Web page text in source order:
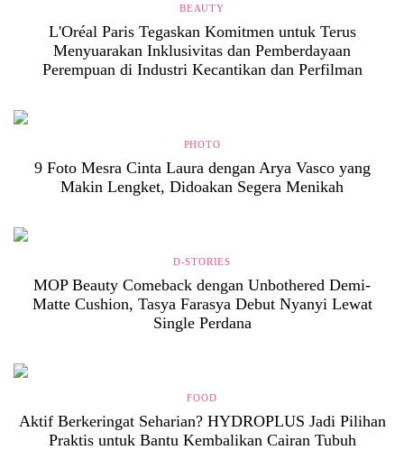
BEAUTY
L'Oréal Paris Tegaskan Komitmen untuk Terus
Menyuarakan Inklusivitas dan Pemberdayaan
Perempuan di Industri Kecantikan dan Perfilman
PHOTO
9 Foto Mesra Cinta Laura dengan Arya Vasco yang
Makin Lengket, Didoakan Segera Menikah
D-STORIES
MOP Beauty Comeback dengan Unbothered Demi-
Matte Cushion, Tasya Farasya Debut Nyanyi Lewat
Single Perdana
FOOD
Aktif Berkeringat Seharian? HYDROPLUS Jadi Pilihan
Praktis untuk Bantu Kembalikan Cairan Tubuh